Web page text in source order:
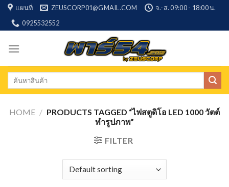
Skip
content
แผนที่ ZEUSCORP01@GMAIL.COM
จ.-ส. 09:00 - 18:00 น.
0925532552
Search
HOME / PRODUCTS TAGGED “ไฟสตูดิโอ LED 1000 วัตต์
ทำรูปภาพ”
FILTER